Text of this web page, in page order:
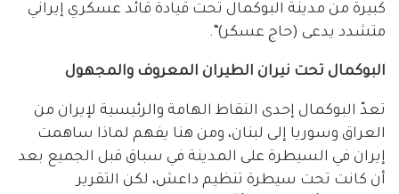
كبيرة من مدينة البوكمال تحت قيادة قائد عسكري إيراني
متشدد يدعى (حاج عسكر)“.
البوكمال تحت نيران الطيران المعروف والمجهول
تعدّ البوكمال إحدى النقاط الهامة والرئيسية لإيران من
العراق وسوريا إلى لبنان، ومن هنا يفهم لماذا ساهمت
إيران في السيطرة على المدينة في سباق قبل الجميع بعد
أن كانت تحت سيطرة تنظيم داعش، لكن التقرير